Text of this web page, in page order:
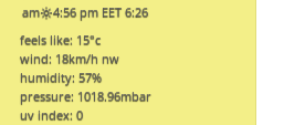
6:26 am
4:56 pm EET
feels like: 15°c
wind: 18km/h nw
humidity: 57%
pressure: 1018.96mbar
uv index: 0